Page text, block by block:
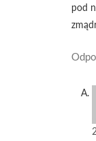
pod